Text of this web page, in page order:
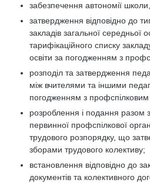
забезпечення автономії
затвердження відповідно до
закладів загальної середньої
тарифікаційного списку
освіти за погодженням з
розподіл та затвердження
між вчителями та іншими
погодженням з профспілковим
розроблення і подання разом
первинної профспілкової
трудового розпорядку, що
зборами трудового колективу;
встановлення відповідно до
документів та колективного